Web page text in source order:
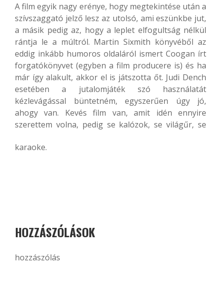
A film egyik nagy erénye, hogy megtekintése után a
szívszaggató jelző lesz az utolsó, ami eszünkbe jut,
a másik pedig az, hogy a leplet elfogultság nélkül
rántja le a múltról. Martin Sixmith könyvéből az
eddig inkább humoros oldaláról ismert Coogan írt
forgatókönyvet (egyben a film producere is) és ha
már így alakult, akkor el is játszotta őt. Judi Dench
esetében a jutalomjáték szó használatát
kézlevágással büntetném, egyszerűen úgy jó,
ahogy van. Kevés film van, amit idén ennyire
szerettem volna, pedig se kalózok, se világűr, se
karaoke.
HOZZÁSZÓLÁSOK
hozzászólás